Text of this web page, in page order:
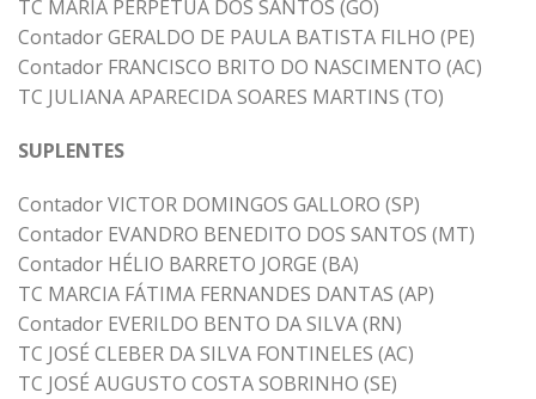
TC MARIA PERPETUA DOS SANTOS (GO)
Contador GERALDO DE PAULA BATISTA FILHO (PE)
Contador FRANCISCO BRITO DO NASCIMENTO (AC)
TC JULIANA APARECIDA SOARES MARTINS (TO)
SUPLENTES
Contador VICTOR DOMINGOS GALLORO (SP)
Contador EVANDRO BENEDITO DOS SANTOS (MT)
Contador HÉLIO BARRETO JORGE (BA)
TC MARCIA FÁTIMA FERNANDES DANTAS (AP)
Contador EVERILDO BENTO DA SILVA (RN)
TC JOSÉ CLEBER DA SILVA FONTINELES (AC)
TC JOSÉ AUGUSTO COSTA SOBRINHO (SE)